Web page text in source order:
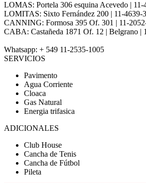
LOMAS: Portela 306 esquina Acevedo | 11-
LOMITAS: Sixto Fernández 200 | 11-4639-
CANNING: Formosa 395 Of. 301 | 11-
CABA: Castañeda 1871 Of. 12 | Belgrano |
Whatsapp: + 549 11-2535-1005
SERVICIOS
Pavimento
Agua Corriente
Cloaca
Gas Natural
Energia trifasica
ADICIONALES
Club House
Cancha de Tenis
Cancha de Fútbol
Pileta